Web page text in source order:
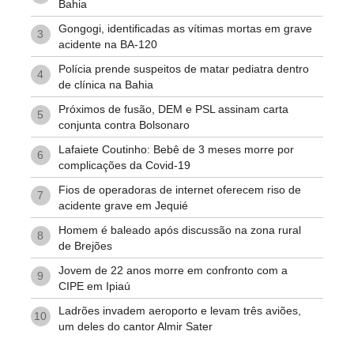
Bahia
3
Gongogi, identificadas as vítimas mortas em grave
acidente na BA-120
4
Polícia prende suspeitos de matar pediatra dentro
de clínica na Bahia
5
Próximos de fusão, DEM e PSL assinam carta
conjunta contra Bolsonaro
6
Lafaiete Coutinho: Bebê de 3 meses morre por
complicações da Covid-19
7
Fios de operadoras de internet oferecem riso de
acidente grave em Jequié
8
Homem é baleado após discussão na zona rural
de Brejões
9
Jovem de 22 anos morre em confronto com a
CIPE em Ipiaú
10
Ladrões invadem aeroporto e levam três aviões,
um deles do cantor Almir Sater